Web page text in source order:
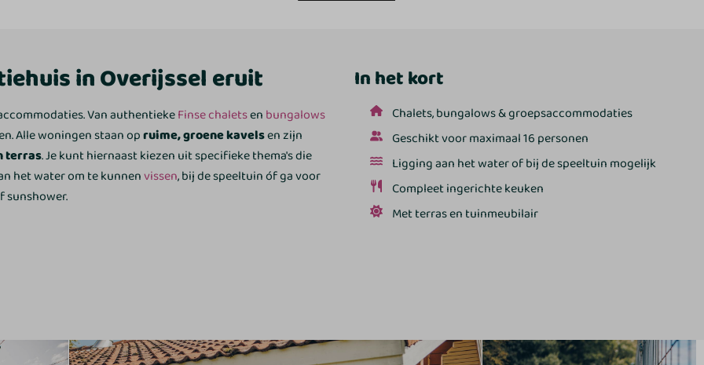
in Overijssel eruit
Van authentiekeFinse chaletsen bungalows
Alle woningen staan opruime, groene kavelsen zijn
terras. Je kunt hiernaast kiezen uit specifieke thema's die
het water om te kunnenvissen, bij de speeltuin óf ga voor
sunshower.
In het kort
Chalets, bungalows & groepsaccommodaties
Geschikt voor maximaal 16 personen
Ligging aan het water of bij de speeltuin mogelijk
Compleet ingerichte keuken
Met terras en tuinmeubilair